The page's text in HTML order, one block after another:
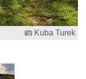
Kuba Turek